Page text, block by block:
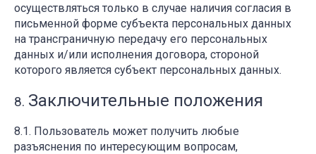
осуществляться только в случае наличия согласия в
письменной форме субъекта персональных данных
на трансграничную передачу его персональных
данных и/или исполнения договора, стороной
которого является субъект персональных данных.
Заключительные положения
Пользователь может получить любые
разъяснения по интересующим вопросам,